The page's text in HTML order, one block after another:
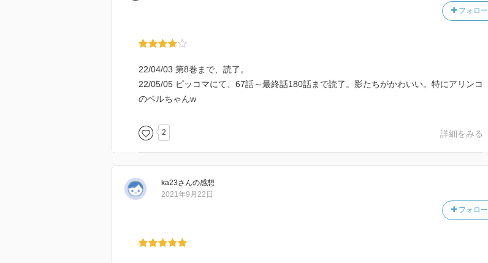
フォロー
22/04/03 第8巻まで、読了。
22/05/05 ピッコマにて、67話～最終話180話まで読了。影たちがかわいい。特にアリンコ
のベルちゃんw
2 詳細をみる
ka23さんの感想
フォロー
2021年9月22日